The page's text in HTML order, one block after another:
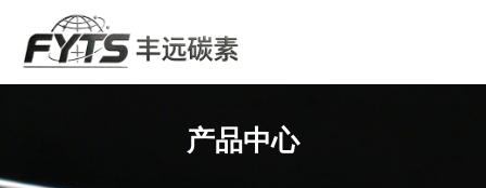
产品中心